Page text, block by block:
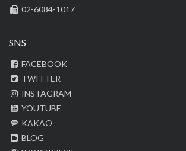
02-6084-1017
SNS
FACEBOOK
TWITTER
INSTAGRAM
YOUTUBE
KAKAO
BLOG